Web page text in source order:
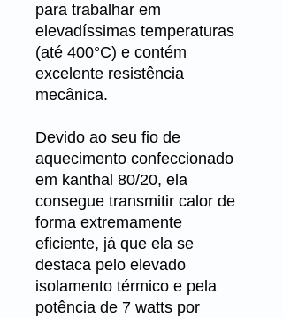
para trabalhar em
elevadíssimas temperaturas
(até 400°C) e contém
excelente resistência
mecânica.
Devido ao seu fio de
aquecimento confeccionado
em kanthal 80/20, ela
consegue transmitir calor de
forma extremamente
eficiente, já que ela se
destaca pelo elevado
isolamento térmico e pela
potência de 7 watts por